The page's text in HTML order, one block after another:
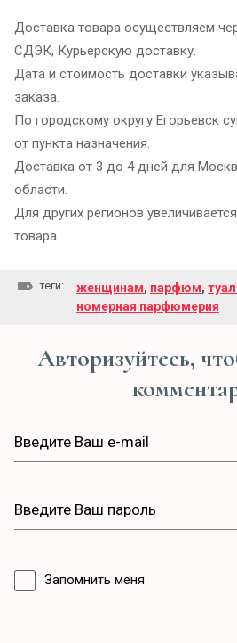
Доставка товара осуществляем
СДЭК, Курьерскую доставку.
Дата и стоимость доставки
заказа.
По городскому округу Егорьевск
от пункта назначения.
Доставка от 3 до 4 дней для
области.
Для других регионов
товара.
теги: женщинам, парфюм,
номерная парфюмерия
Авторизуйтесь,
Запомнить меня